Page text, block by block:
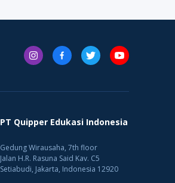
PT Quipper Edukasi Indonesia
Gedung Wirausaha, 7th floor
Jalan H.R. Rasuna Said Kav. C5
Setiabudi, Jakarta, Indonesia 12920